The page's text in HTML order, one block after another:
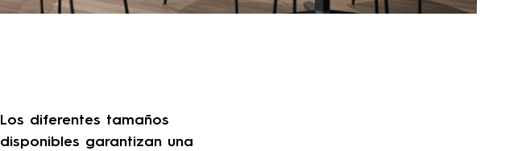
Los diferentes tamaños
disponibles garantizan una